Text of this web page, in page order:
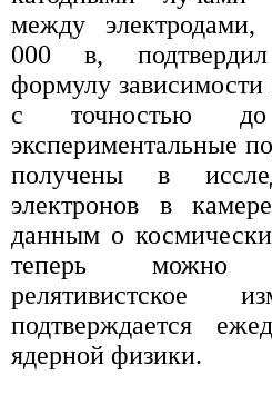
между
000 в, подтвердил
формулу
с точностью
экспериментальные
получены в
электронов в
данным о
теперь можно
релятивистское
подтверждается
ядерной физики.